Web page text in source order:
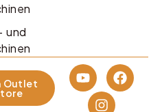
und
Outlet